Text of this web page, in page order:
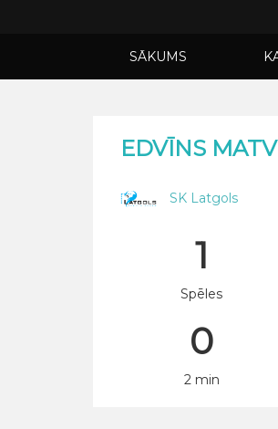
SĀKUMS
EDVĪNS
SK Latgols
1
Spēles
0
2 min